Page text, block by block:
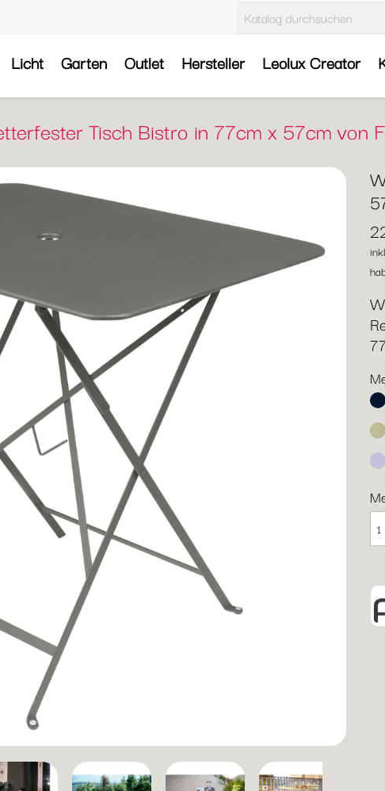
Licht Garten Outlet Hersteller Leolux Creator
Tisch Bistro in 77cm x 57cm von